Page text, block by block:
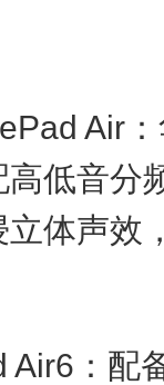
Air：
低音分
体声效
：配备